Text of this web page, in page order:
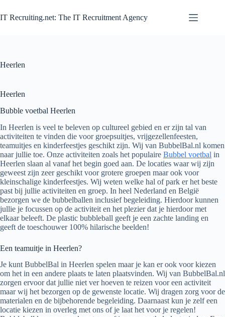
Inhalt
springen
IT Recruiting.net: The IT Recruitment Agency
Heerlen
Heerlen
Bubble voetbal Heerlen
In Heerlen is veel te beleven op cultureel gebied en er zijn tal van
activiteiten te vinden die voor groepsuitjes, vrijgezellenfeesten,
teamuitjes en kinderfeestjes geschikt zijn. Wij van BubbelBal.nl komen
naar jullie toe. Onze activiteiten zoals het populaire Bubbel voetbal in
Heerlen slaan al vanaf het begin goed aan. De locaties waar wij zijn
geweest zijn zeer geschikt voor grotere groepen maar ook voor
kleinschalige kinderfeestjes. Wij weten welke hal of park er het beste
past bij jullie activiteiten en groep. In heel Nederland en België
bezorgen we de bubbelballen inclusief begeleiding. Hierdoor kunnen
jullie je focussen op de activiteit en het plezier dat je hierdoor met
elkaar beleeft. De plastic bubbleball geeft je een zachte landing en
geeft de toeschouwer 100% hilarische beelden!
Een teamuitje in Heerlen?
Je kunt BubbelBal in Heerlen spelen maar je kan er ook voor kiezen
om het in een andere plaats te laten plaatsvinden. Wij van BubbelBal.nl
zorgen ervoor dat jullie niet ver hoeven te reizen voor een activiteit
maar wij het bezorgen op de gewenste locatie. Wij dragen zorg voor de
materialen en de bijbehorende begeleiding. Daarnaast kun je zelf een
locatie kiezen in overleg met ons of je laat het voor je regelen!